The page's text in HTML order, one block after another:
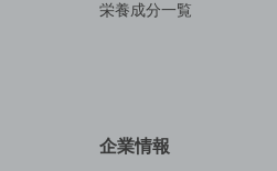
栄養成分一覧
企業情報